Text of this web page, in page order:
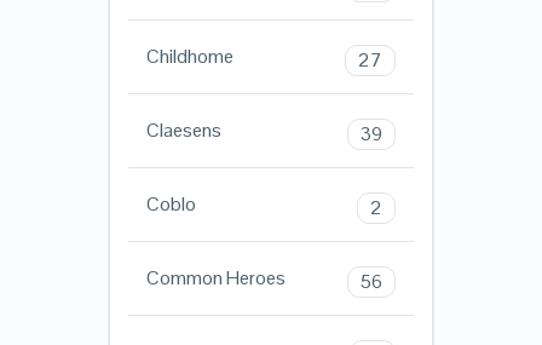
Childhome 27
Claesens 39
Coblo 2
Common Heroes 56